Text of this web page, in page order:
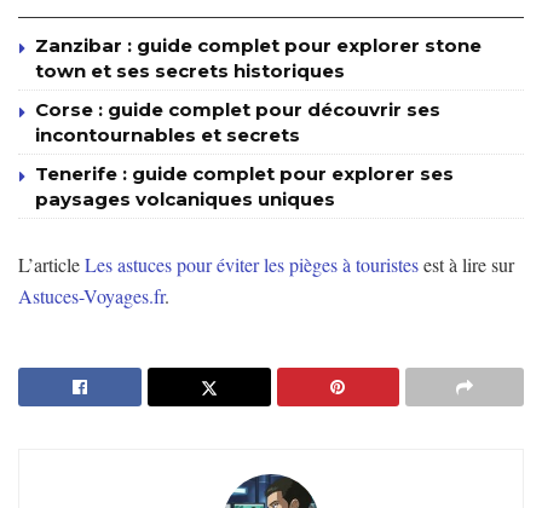
Zanzibar : guide complet pour explorer stone
town et ses secrets historiques
Corse : guide complet pour découvrir ses
incontournables et secrets
Tenerife : guide complet pour explorer ses
paysages volcaniques uniques
L’articleLes astuces pour éviter les pièges à touristesest à lire sur
Astuces-Voyages.fr.